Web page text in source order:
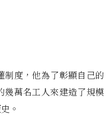
制度，他為了彰顯自己的
幾萬名工人來建造了規模
。